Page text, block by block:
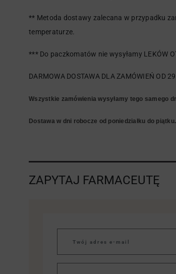
** Metoda dostawy zalecana w przypadku
temperaturze.
*** Do paczkomatów nie wysyłamy LEKÓW
DARMOWA DOSTAWA DLA ZAMÓWIEŃ OD
Wszystkie zamówienia wysyłamy tego samego
Dostawa w dni robocze od poniedziałku do
ZAPYTAJ FARMACEUTĘ